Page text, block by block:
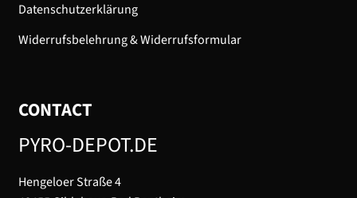
Datenschutzerklärung
Widerrufsbelehrung & Widerrufsformular
CONTACT
PYRO-DEPOT.DE
Hengeloer Straße 4